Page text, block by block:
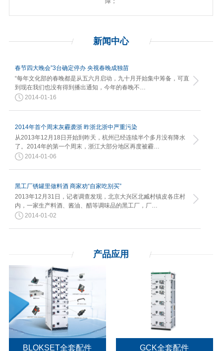
新闻 中心
春节四大晚会”3台确定停办 央视春晚成独苗
“每年文化部的春晚都是从五六月启动，九十月开始集中筹备，可直
到现在我们也没有得到播出通知，今年的春晚不…
2014-01-16
2014年首个周末灰霾袭浙 昨浙北浙中严重污染
从2013年12月18日开始到昨天，杭州已经连续半个多月没有降水
了。2014年的第一个周末，浙江大部分地区再度被霾…
2014-01-06
黑工厂锈罐里做料酒 商家劝“自家吃别买”
2013年12月31日，记者调查发现，北京大兴区北臧村镇皮各庄村
内，一家生产料酒、酱油、醋等调味品的黑工厂，厂…
2014-01-02
产品应用
BLOKSET全套配件 GCK全套配件